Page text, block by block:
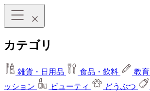
カテゴリ
雑貨・日用品 食品・飲料 教育
ッション
ビューティ どうぶつ